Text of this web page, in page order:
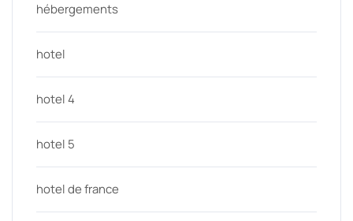
hébergements
hotel
hotel 4
hotel 5
hotel de france